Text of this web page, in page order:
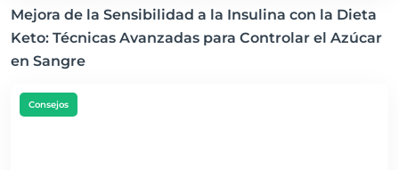
Mejora de la Sensibilidad a la Insulina con la Dieta
Keto: Técnicas Avanzadas para Controlar el Azúcar
en Sangre
Consejos